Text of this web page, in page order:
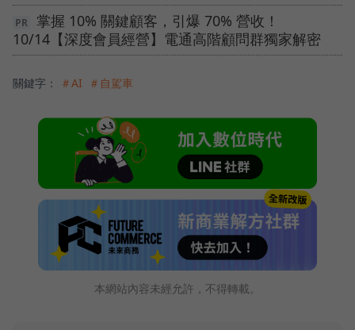
掌握 10% 關鍵顧客，引爆 70% 營收！
10/14【深度會員經營】電通高階顧問群獨家解密
關鍵字： ＃AI ＃自駕車
本網站內容未經允許，不得轉載。